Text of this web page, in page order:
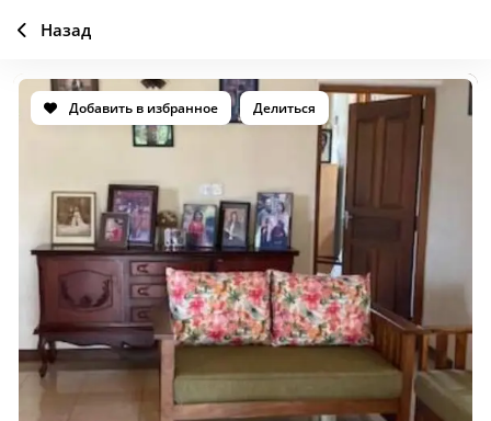
Добавить в избранное Делиться
Назад